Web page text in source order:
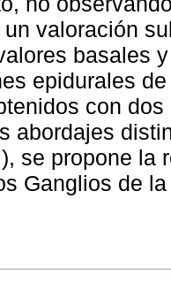
valoración
basales
epidurales
con
abordajes
se propone la
Ganglios de